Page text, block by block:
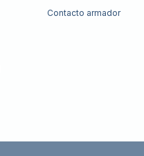
Contacto armador